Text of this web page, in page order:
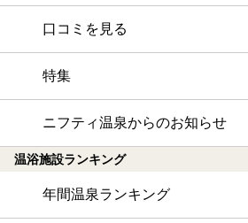
口コミを見る
特集
ニフティ温泉からのお知らせ
温浴施設ランキング
年間温泉ランキング